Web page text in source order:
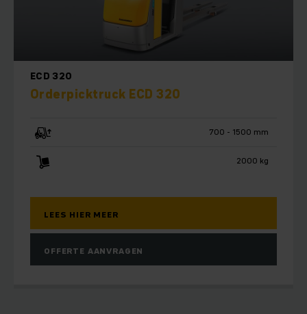
ECD 320
Orderpicktruck ECD 320
700 - 1500 mm
2000 kg
LEES HIER MEER
OFFERTE AANVRAGEN